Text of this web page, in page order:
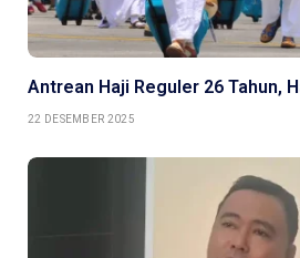
Antrean Haji Reguler 26 Tahun,
22 DESEMBER 2025